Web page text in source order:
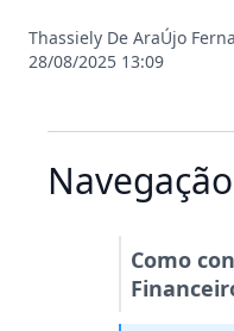
Thassiely De AraÚjo
28/08/2025 13:09
Como